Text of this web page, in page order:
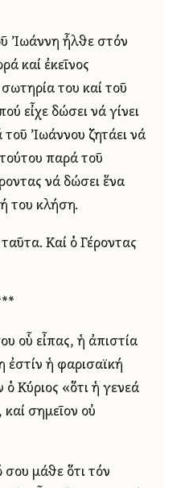
Ἰωάννη ἦλθε στόν
καί ἐκεῖνος
του καί τοῦ
εἶχε δώσει νά γίνει
τοῦ Ἰωάννου ζητάει νά
παρά τοῦ
νά δώσει ἕνα
του κλήση.
Καί ὁ Γέροντας
οὗ εἶπας, ἡ ἀπιστία
ἐστίν ἡ φαρισαϊκή
ὁ Κύριος «ὅτι ἡ γενεά
καί σημεῖον οὐ
σου μάθε ὅτι τόν